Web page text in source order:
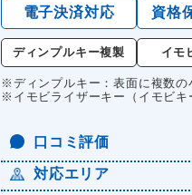
電子決済対応 資格
ディンプルキー複製 イモ
※ディンプルキー：表面に複数の
※イモビライザーキー（イモビキ
口コミ評価
対応エリア